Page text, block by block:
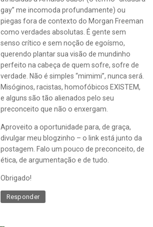
gay” me incomoda profundamente) ou
piegas fora de contexto do Morgan Freeman
como verdades absolutas. É gente sem
senso crítico e sem noção de egoísmo,
querendo plantar sua visão de mundinho
perfeito na cabeça de quem sofre, sofre de
verdade. Não é simples “mimimi”, nunca será.
Misóginos, racistas, homofóbicos EXISTEM,
e alguns são tão alienados pelo seu
preconceito que não o enxergam.
Aproveito a oportunidade para, de graça,
divulgar meu blogzinho – o link está junto da
postagem. Falo um pouco de preconceito, de
ética, de argumentação e de tudo.
Obrigado!
Responder